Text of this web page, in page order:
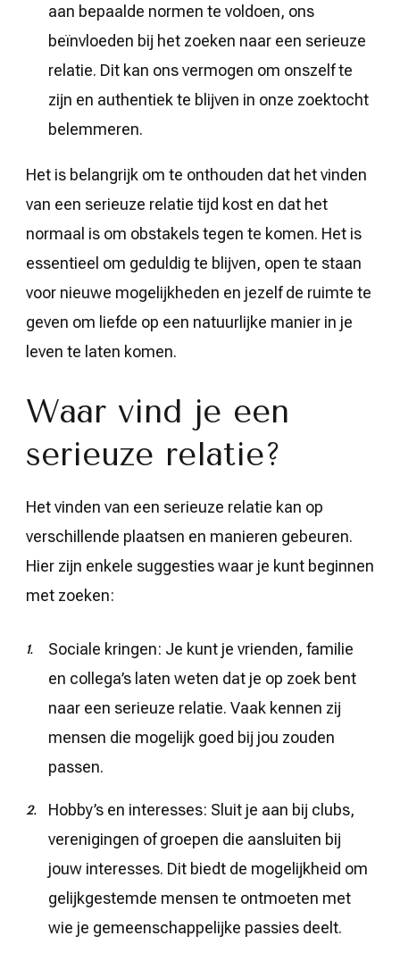
aan bepaalde normen te voldoen, ons
beïnvloeden bij het zoeken naar een serieuze
relatie. Dit kan ons vermogen om onszelf te
zijn en authentiek te blijven in onze zoektocht
belemmeren.
Het is belangrijk om te onthouden dat het vinden
van een serieuze relatie tijd kost en dat het
normaal is om obstakels tegen te komen. Het is
essentieel om geduldig te blijven, open te staan
voor nieuwe mogelijkheden en jezelf de ruimte te
geven om liefde op een natuurlijke manier in je
leven te laten komen.
Waar vind je een
serieuze relatie?
Het vinden van een serieuze relatie kan op
verschillende plaatsen en manieren gebeuren.
Hier zijn enkele suggesties waar je kunt beginnen
met zoeken:
Sociale kringen: Je kunt je vrienden, familie
en collega’s laten weten dat je op zoek bent
naar een serieuze relatie. Vaak kennen zij
mensen die mogelijk goed bij jou zouden
passen.
Hobby’s en interesses: Sluit je aan bij clubs,
verenigingen of groepen die aansluiten bij
jouw interesses. Dit biedt de mogelijkheid om
gelijkgestemde mensen te ontmoeten met
wie je gemeenschappelijke passies deelt.